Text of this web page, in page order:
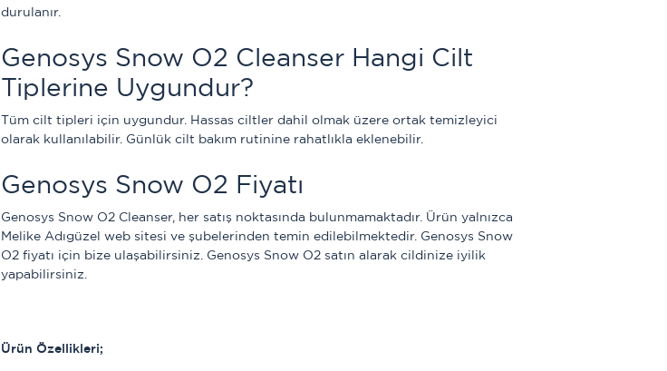
durulanır.
Genosys Snow O2 Cleanser Hangi Cilt
Tiplerine Uygundur?
Tüm cilt tipleri için uygundur. Hassas ciltler dahil olmak üzere ortak temizleyici
olarak kullanılabilir. Günlük cilt bakım rutinine rahatlıkla eklenebilir.
Genosys Snow O2 Fiyatı
Genosys Snow O2 Cleanser, her satış noktasında bulunmamaktadır. Ürün yalnızca
Melike Adıgüzel web sitesi ve şubelerinden temin edilebilmektedir. Genosys Snow
O2 fiyatı için bize ulaşabilirsiniz. Genosys Snow O2 satın alarak cildinize iyilik
yapabilirsiniz.
Ürün Özellikleri;